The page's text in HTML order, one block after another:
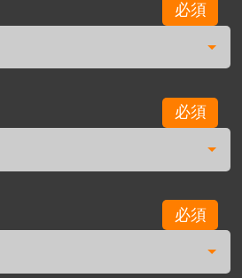
必須
必須
必須